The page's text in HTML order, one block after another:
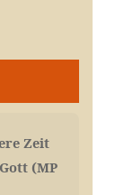
Zeit
(MP